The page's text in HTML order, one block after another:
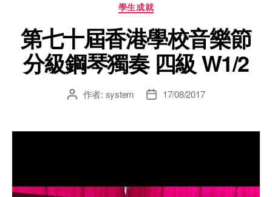
學生成就
第七十屆香港學校音樂節
分級鋼琴獨奏 四級 W1/2
作者: system 17/08/2017